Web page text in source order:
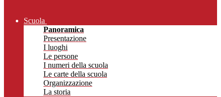
Scuola
Panoramica
Presentazione
I luoghi
Le persone
I numeri della scuola
Le carte della scuola
Organizzazione
La storia